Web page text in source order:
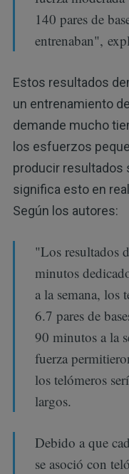
140 pares de
entrenaban",
Estos resultados
un entrenamiento
demande mucho
los esfuerzos
producir resultados
significa esto en
Según los autores:
"Los resultados
minutos
a la semana, los
6.7 pares de
90 minutos a la
fuerza
los telómeros
largos.
Debido a que
se asoció con